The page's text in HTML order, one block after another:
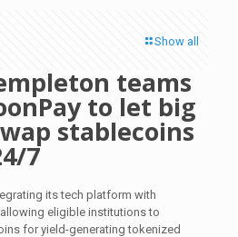
Show all
teams
to let big
stablecoins
7
its tech platform with
eligible institutions to
for yield-generating tokenized